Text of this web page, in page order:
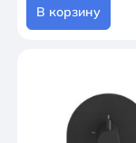
В корзину